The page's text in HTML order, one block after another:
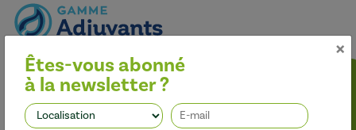
Optimiser l’efficacité des traitements
Nos adjuvants permettent d’améliorer l’efficacité des
herbicides, des fongicides, des insecticides et des régulateurs de
croissance, tout en limitant leur impact sur l’environnement.
×
Êtes-vous abonné
à la newsletter ?